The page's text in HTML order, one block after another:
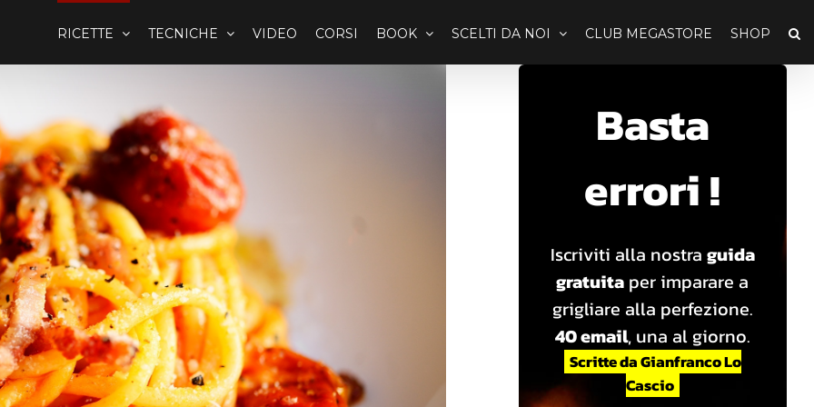
RICETTE TECNICHE VIDEO CORSI BOOK SCELTI DA NOI CLUB MEGASTORE SHOP
Basta
errori !
Iscriviti alla nostra guida
gratuita per imparare a
grigliare alla perfezione.
40 email, una al giorno.
Scritte da Gianfranco Lo
Cascio